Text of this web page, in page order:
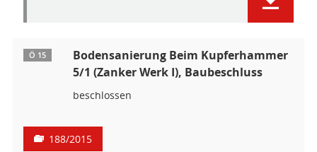
Ö 15
Bodensanierung Beim Kupferhammer
5/1 (Zanker Werk I), Baubeschluss
beschlossen
188/2015